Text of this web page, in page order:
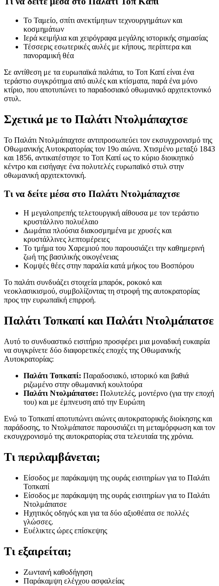
Το Ταμείο, σπίτι ανεκτίμητων τεχνουργημάτων και
κοσμημάτων
Ιερά κειμήλια και χειρόγραφα μεγάλης ιστορικής σημασίας
Τέσσερις εσωτερικές αυλές με κήπους, περίπτερα και
πανοραμική θέα
Σε αντίθεση με τα ευρωπαϊκά παλάτια, το Τοπ Καπί είναι ένα
τεράστιο συγκρότημα από αυλές και κτίσματα, παρά ένα μόνο
κτίριο, που αποτυπώνει το παραδοσιακό οθωμανικό αρχιτεκτονικό
στυλ.
Σχετικά με το Παλάτι Ντολμάπαχτσε
Το Παλάτι Ντολμάπαχτσε αντιπροσωπεύει τον εκσυγχρονισμό της
Οθωμανικής Αυτοκρατορίας τον 19ο αιώνα. Χτισμένο μεταξύ 1843
και 1856, αντικατέστησε το Τοπ Καπί ως το κύριο διοικητικό
κέντρο και εισήγαγε ένα πολυτελές ευρωπαϊκό στυλ στην
οθωμανική αρχιτεκτονική.
Τι να δείτε μέσα στο Παλάτι Ντολμάπαχτσε
Η μεγαλοπρεπής τελετουργική αίθουσα με τον τεράστιο
κρυστάλλινο πολυέλαιο
Δωμάτια πλούσια διακοσμημένα με χρυσές και
κρυστάλλινες λεπτομέρειες
Το τμήμα του Χαρεμιού που παρουσιάζει την καθημερινή
ζωή της βασιλικής οικογένειας
Κομψές θέες στην παραλία κατά μήκος του Βοσπόρου
Το παλάτι συνδυάζει στοιχεία μπαρόκ, ροκοκό και
νεοκλασικισμού, συμβολίζοντας τη στροφή της αυτοκρατορίας
προς την ευρωπαϊκή επιρροή.
Παλάτι Τοπκαπί και Παλάτι Ντολμάπατσε
Αυτό το συνδυαστικό εισιτήριο προσφέρει μια μοναδική ευκαιρία
να συγκρίνετε δύο διαφορετικές εποχές της Οθωμανικής
Αυτοκρατορίας:
Παλάτι Τοπκαπί: Παραδοσιακό, ιστορικό και βαθιά
ριζωμένο στην οθωμανική κουλτούρα
Παλάτι Ντολμάπατσε: Πολυτελές, μοντέρνο (για την εποχή
του) και με έμπνευση από την Ευρώπη
Ενώ το Τοπκαπί αποτυπώνει αιώνες αυτοκρατορικής διοίκησης και
παράδοσης, το Ντολμάπατσε παρουσιάζει τη μεταμόρφωση και τον
εκσυγχρονισμό της αυτοκρατορίας στα τελευταία της χρόνια.
Τι περιλαμβάνεται;
Είσοδος με παράκαμψη της ουράς εισιτηρίων για το Παλάτι
Τοπκαπί
Είσοδος με παράκαμψη της ουράς εισιτηρίων για το Παλάτι
Ντολμάπατσε
Ηχητικός οδηγός και για τα δύο αξιοθέατα σε πολλές
γλώσσες.
Ευέλικτες ώρες επίσκεψης
Τι εξαιρείται;
Ζωντανή καθοδήγηση
Παράκαμψη ελέγχου ασφαλείας